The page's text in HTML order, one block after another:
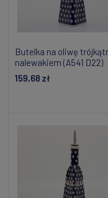
Butelka na oliwę
nalewakiem (A541 D22)
159,68 zł